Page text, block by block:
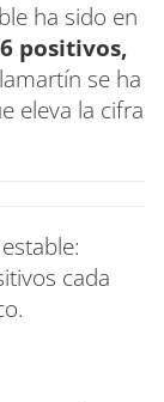
ha sido en
positivos,
se ha
eleva la cifra
cada